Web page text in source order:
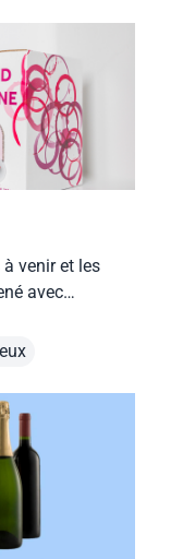
venir et les
avec
1 048